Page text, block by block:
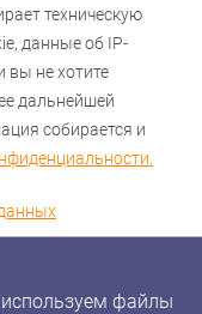
техническую
данные об IP-
вы не хотите
дальнейшей
собирается и
файлы